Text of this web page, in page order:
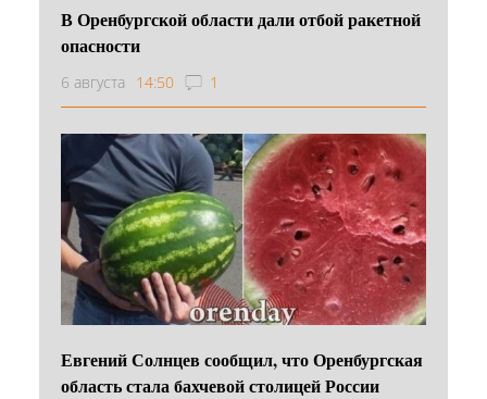
В Оренбургской области дали отбой ракетной
опасности
6 августа 14:50 1
Евгений Солнцев сообщил, что Оренбургская
область стала бахчевой столицей России